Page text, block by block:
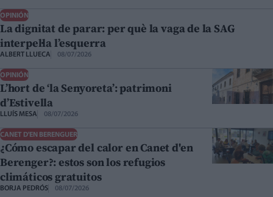
OPINIÓN
La dignitat de parar: per què la vaga de la SAG
interpel·la l’esquerra
ALBERT LLUECA 08/07/2026
OPINIÓN
L’hort de ‘la Senyoreta’: patrimoni
d’Estivella
LLUÍS MESA 08/07/2026
CANET D'EN BERENGUER
¿Cómo escapar del calor en Canet d'en
Berenger?: estos son los refugios
climáticos gratuitos
BORJA PEDRÓS 08/07/2026